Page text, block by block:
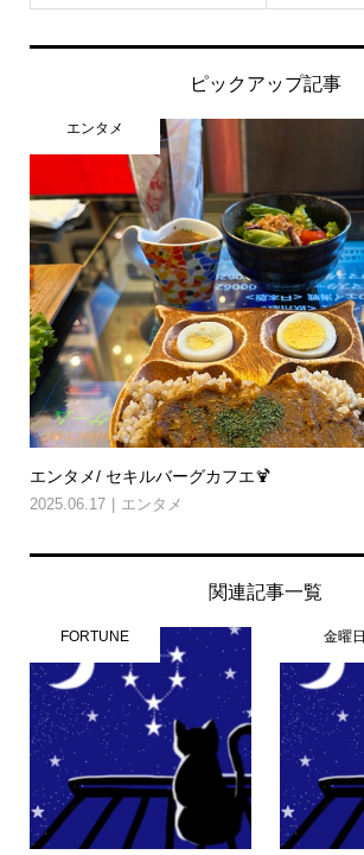
ピックアップ記事
エンタメ
エンタメ/ セキルバーグカフエ🍹
2025.06.17 エンタメ
関連記事一覧
FORTUNE 金曜日